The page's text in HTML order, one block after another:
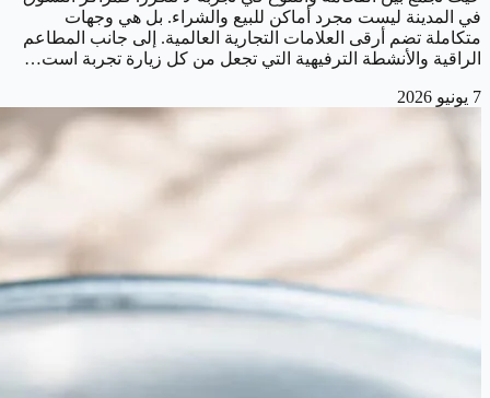
في المدينة ليست مجرد أماكن للبيع والشراء. بل هي وجهات
متكاملة تضم أرقى العلامات التجارية العالمية. إلى جانب المطاعم
الراقية والأنشطة الترفيهية التي تجعل من كل زيارة تجربة است…
7 يونيو 2026